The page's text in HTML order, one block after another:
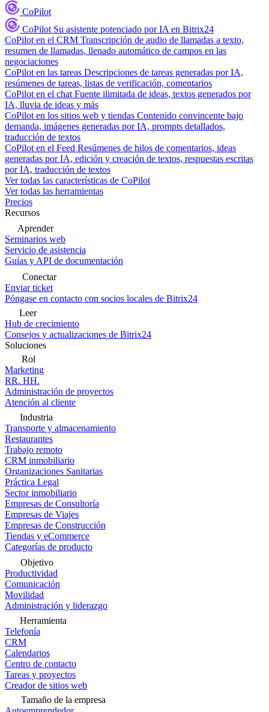
CoPilot
CoPilot Su asistente potenciado por IA en Bitrix24
CoPilot en el CRM Transcripción de audio de llamadas a texto,
resumen de llamadas, llenado automático de campos en las
negociaciones
CoPilot en las tareas Descripciones de tareas generadas por IA,
resúmenes de tareas, listas de verificación, comentarios
CoPilot en el chat Fuente ilimitada de ideas, textos generados por
IA, lluvia de ideas y más
CoPilot en los sitios web y tiendas Contenido convincente bajo
demanda, imágenes generadas por IA, prompts detallados,
traducción de textos
CoPilot en el Feed Resúmenes de hilos de comentarios, ideas
generadas por IA, edición y creación de textos, respuestas escritas
por IA, traducción de textos
Ver todas las características de CoPilot
Ver todas las herramientas
Precios
Recursos
Aprender
Seminarios web
Servicio de asistencia
Guías y API de documentación
Conectar
Enviar ticket
Póngase en contacto con socios locales de Bitrix24
Leer
Hub de crecimiento
Consejos y actualizaciones de Bitrix24
Soluciones
Rol
Marketing
RR. HH.
Administración de proyectos
Atención al cliente
Industria
Transporte y almacenamiento
Restaurantes
Trabajo remoto
CRM inmobiliario
Organizaciones Sanitarias
Práctica Legal
Sector inmobiliario
Empresas de Consultoría
Empresas de Viajes
Empresas de Construcción
Tiendas y eCommerce
Categorías de producto
Objetivo
Productividad
Comunicación
Movilidad
Administración y liderazgo
Herramienta
Telefonía
CRM
Calendarios
Centro de contacto
Tareas y proyectos
Creador de sitios web
Tamaño de la empresa